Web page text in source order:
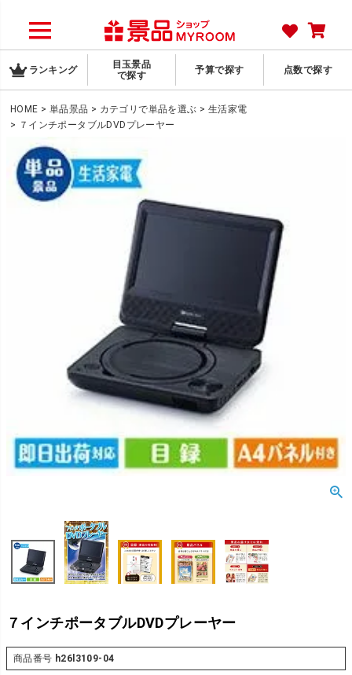
ランキング
目玉景品
で探す
予算で探す 点数で探す
HOME 単品景品 カテゴリで単品を選ぶ
生活家電
７インチポータブルDVDプレーヤー
７インチポータブルDVDプレーヤー
商品番号 h26l3109-04